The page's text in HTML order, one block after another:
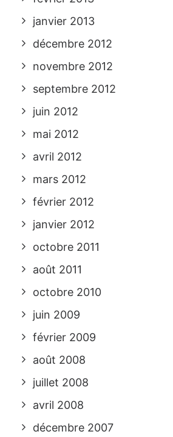
janvier 2013
décembre 2012
novembre 2012
septembre 2012
juin 2012
mai 2012
avril 2012
mars 2012
février 2012
janvier 2012
octobre 2011
août 2011
octobre 2010
juin 2009
février 2009
août 2008
juillet 2008
avril 2008
décembre 2007